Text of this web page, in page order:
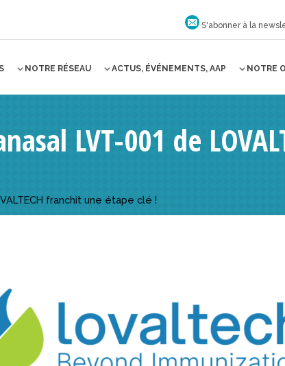
S'abonner à la
NOTRE RÉSEAU ACTUS, ÉVÉNEMENTS, AAP NOTRE
LVT-001 de
franchit une étape clé !